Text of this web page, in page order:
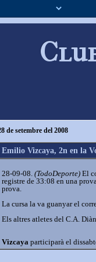
de setembre del 2008
Emilio Vizcaya, 2n en la
28-09-08. (TodoDeporte) El
registre de 33:08 en una
prova.
La cursa la va guanyar el
Els altres atletes del C.A.
Vizcaya participarà el